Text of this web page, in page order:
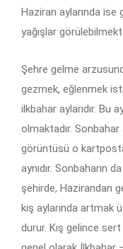
Haziran aylarında
yağışlar
Şehre gelme
gezmek, eğlenmek
ilkbahar aylarıdır. Bu
olmaktadır. Sonbahar
görüntüsü o
aynıdır. Sonbaharın
şehirde, Hazirandan
kış aylarında artmak
durur. Kış gelince